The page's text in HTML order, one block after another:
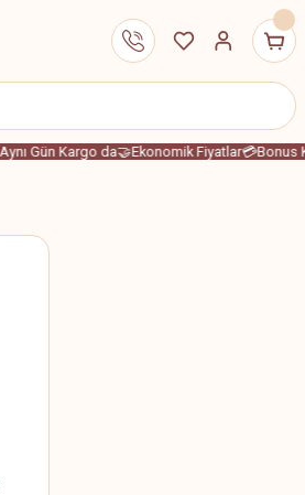
Gün Kargo da🤝Ekonomik Fiyatlar💳Bonus